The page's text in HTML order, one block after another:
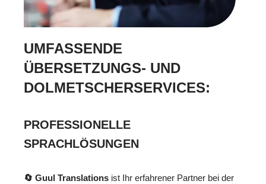
UMFASSENDE
ÜBERSETZUNGS- UND
DOLMETSCHERSERVICES:
PROFESSIONELLE
SPRACHLÖSUNGEN
🔄 Guul Translations ist Ihr erfahrener Partner bei der